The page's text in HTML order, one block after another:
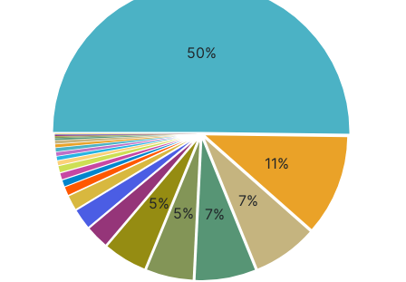
50%
11%
7%
7%
5%
5%